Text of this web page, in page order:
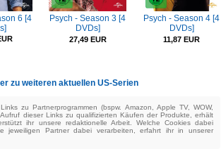
6 [4
Psych - Season 3 [4
DVDs]
27,49 EUR
Psych - Season 4 [4
DVDs]
11,87 EUR
zu weiteren aktuellen US-Serien
zu Partnerprogrammen (bspw. Amazon, Apple TV, WOW,
dieser Links zu qualifizierten Käufen der Produkte, erhält
ihr unsere redaktionelle Arbeit. Welche Cookies dabei
jeweiligen Partner dabei verarbeiten, erfahrt ihr in unserer